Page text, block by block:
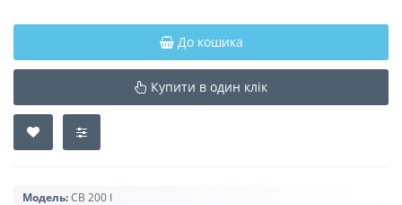
До кошика
Купити в один клік
Модель:CB 200 I